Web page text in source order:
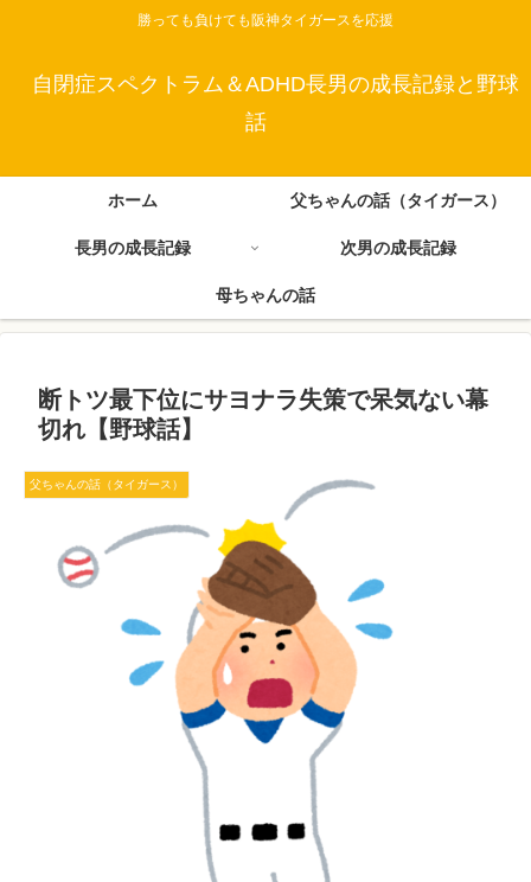
勝っても負けても阪神タイガースを応援
自閉症スペクトラム＆ADHD長男の成長記録と野球
話
ホーム 父ちゃんの話（タイガース）
長男の成長記録 次男の成長記録
母ちゃんの話
断トツ最下位にサヨナラ失策で呆気ない幕
切れ【野球話】
父ちゃんの話（タイガース）